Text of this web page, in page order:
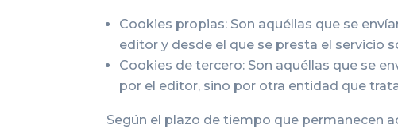
Cookies propias: Son aquéllas que se
editor y desde el que se presta el servicio
Cookies de tercero: Son aquéllas que se
por el editor, sino por otra entidad que
Según el plazo de tiempo que permanecen